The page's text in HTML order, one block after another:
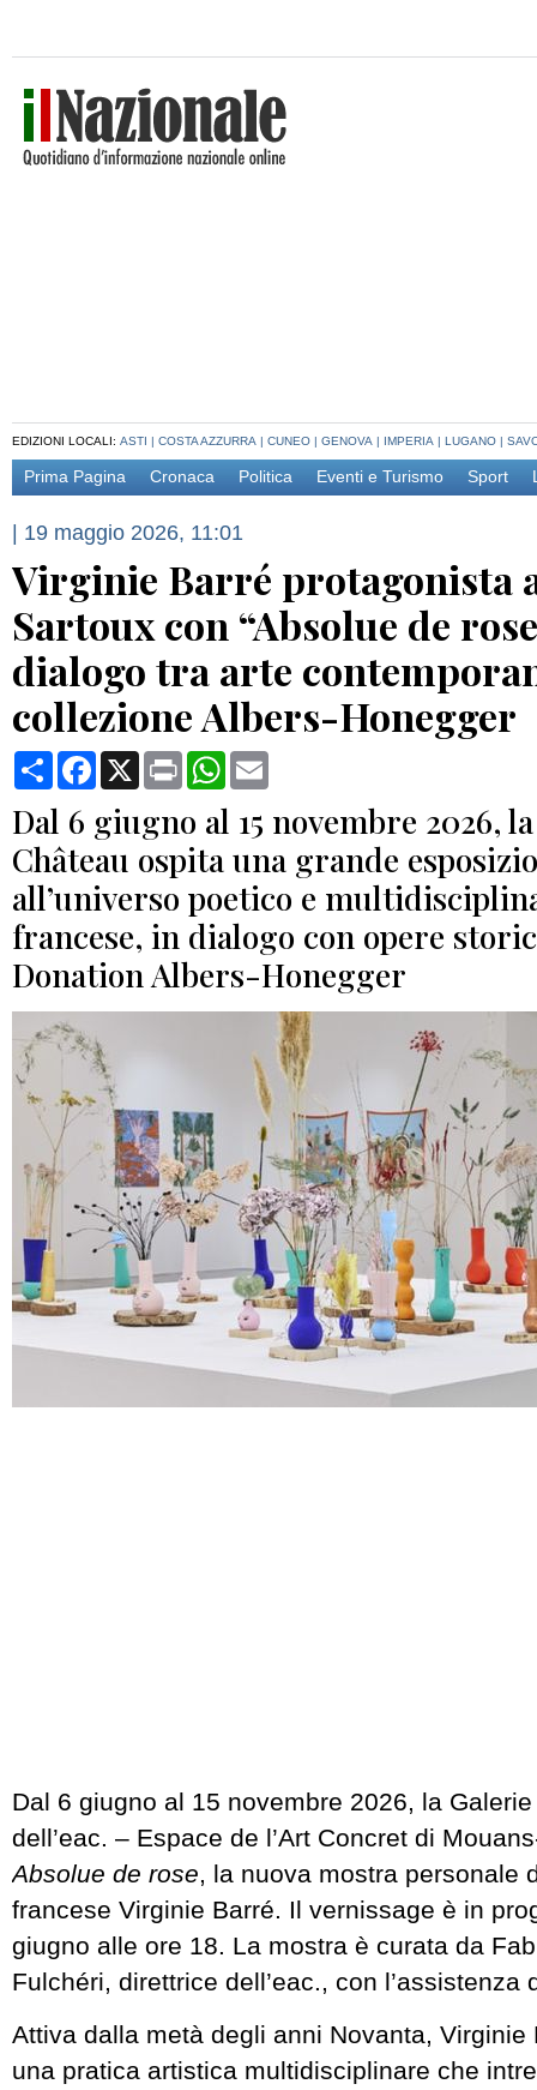
EDIZIONI LOCALI: ASTI | COSTA AZZURRA | CUNEO | GENOVA | IMPERIA | LUGANO |
Prima Pagina Cronaca Politica Eventi e Turismo Sport
| 19 maggio 2026, 11:01
Virginie Barré protagonista
Sartoux con “Absolue de
dialogo tra arte
collezione Albers-Honegger
CondividiFacebook
X Print WhatsApp
Dal 6 giugno al 15 novembre 2026,
Château ospita una grande
all’universo poetico e
francese, in dialogo con opere
Donation Albers-Honegger
Dal 6 giugno al 15 novembre 2026, la
dell’eac. – Espace de l’Art Concret di
Absolue de rose, la nuova mostra personale
francese Virginie Barré. Il vernissage è in
giugno alle ore 18. La mostra è curata da
Fulchéri, direttrice dell’eac., con l’assistenza
Attiva dalla metà degli anni Novanta, Virginie
una pratica artistica multidisciplinare che